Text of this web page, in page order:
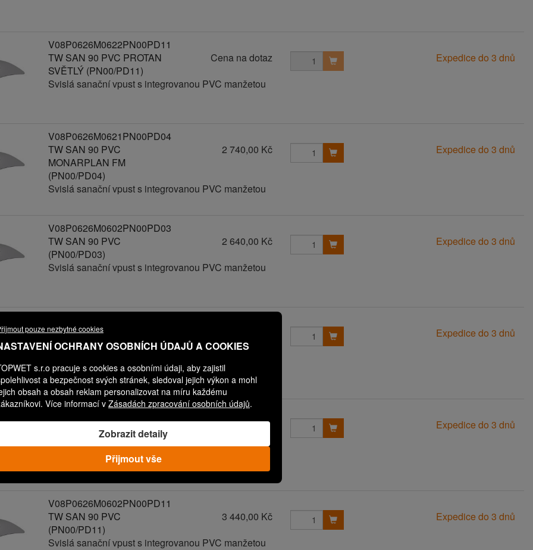
pouze nezbytné cookies
OCHRANY OSOBNÍCH ÚDAJŮ A COOKIES
s.r.o pracuje s cookies a osobními údaji, aby zajistil
a bezpečnost svých stránek, sledoval jejich výkon a mohl
obsah a obsah reklam personalizovat na míru každému
Více informací v Zásadách zpracování osobních údajů.
Zobrazit detaily
Přijmout vše
V08P0626M0622PN00PD11
TW SAN 90 PVC PROTAN
SVĚTLÝ (PN00/PD11)
Cena na dotaz
Expedice do 3 dnů
Svislá sanační vpust s integrovanou PVC manžetou
V08P0626M0621PN00PD04
TW SAN 90 PVC
MONARPLAN FM
(PN00/PD04)
2 740,00 Kč Expedice do 3 dnů
Svislá sanační vpust s integrovanou PVC manžetou
V08P0626M0602PN00PD03
TW SAN 90 PVC
(PN00/PD03)
2 640,00 Kč
Expedice do 3 dnů
Svislá sanační vpust s integrovanou PVC manžetou
TW SAN 90 PVC
(PN00/PD06)
Expedice do 3 dnů
V08P0626M0602PN00PD04
TW SAN 90 PVC
(PN00/PD04)
2 740,00 Kč
Expedice do 3 dnů
Svislá sanační vpust s integrovanou PVC manžetou
V08P0626M0602PN00PD11
TW SAN 90 PVC
(PN00/PD11)
3 440,00 Kč
Expedice do 3 dnů
Svislá sanační vpust s integrovanou PVC manžetou